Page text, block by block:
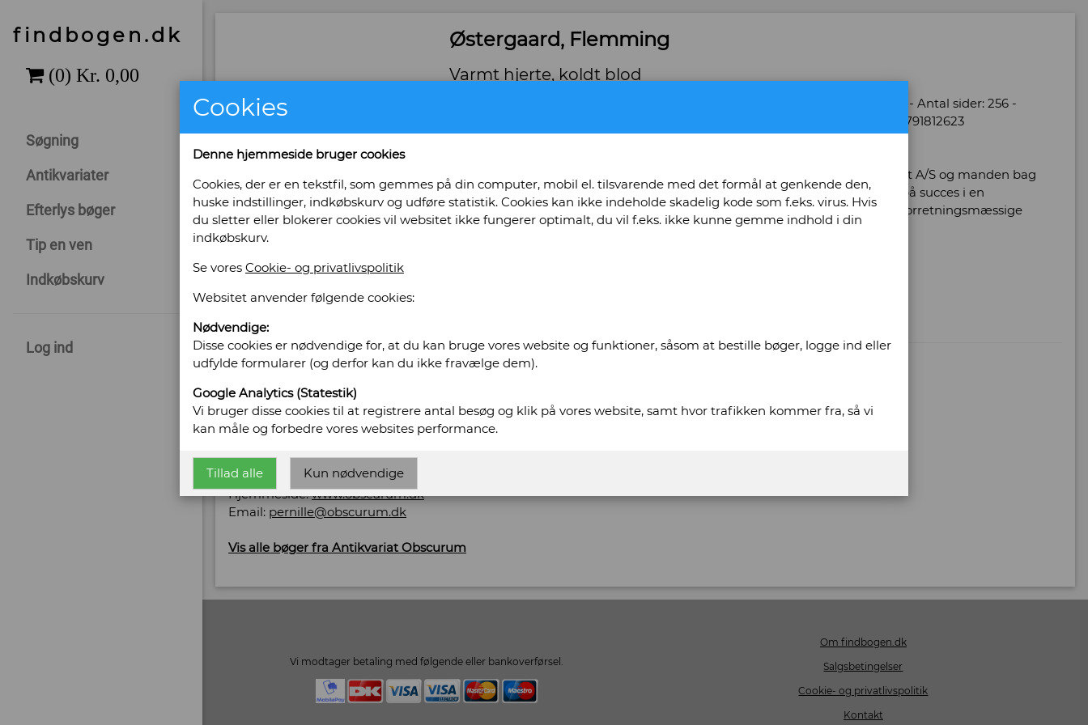
findbogen.dk
Søgning
Antikvariater
Efterlys bøger
Tip en ven
Indkøbskurv
Log ind
Østergaard, Flemming
Varmt hjerte, koldt blod
Forlag: People's Press - Udgivet år: 2006 - Antal bind: 1 - Oplag: 3 - Udgave: 3 - Antal sider: 256 -
Indbinding: Paperback. - Tilstand: Pænt eksemplar. - ISBN: 87-91812-62-3 / 8791812623
Flemming Østergaard (f. 1943), formanden for Parken Sport & Entertainment A/S og manden bag
FC København, fremlægger sin personlige vision for klubben og opskriften på succes i en
brydningstid og i en branche, hvor de store følelser konstant udfordrer den forretningsmæssige
fornuft
Sælges af: Antikvariat Obscurum
Gl. Vejlevej 10
7400 Herning
Telefonnr: +45 2062 6574
CVR/SE: 37177377
Hjemmeside:www.obscurum.dk
Email: pernille@obscurum.dk
Vis alle bøger fra Antikvariat Obscurum
Vi modtager betaling med følgende eller bankoverførsel.
Om findbogen.dk
Salgsbetingelser
Cookie- og privatlivspolitik
Kontakt
Cookies
Denne hjemmeside bruger cookies
Cookies, der er en tekstfil, som gemmes på din computer, mobil el. tilsvarende med det formål at genkende den,
huske indstillinger, indkøbskurv og udføre statistik. Cookies kan ikke indeholde skadelig kode som f.eks. virus. Hvis
du sletter eller blokerer cookies vil websitet ikke fungerer optimalt, du vil f.eks. ikke kunne gemme indhold i din
indkøbskurv.
Se vores Cookie- og privatlivspolitik
Websitet anvender følgende cookies:
Nødvendige:
Disse cookies er nødvendige for, at du kan bruge vores website og funktioner, såsom at bestille bøger, logge ind eller
udfylde formularer (og derfor kan du ikke fravælge dem).
Google Analytics (Statestik)
Vi bruger disse cookies til at registrere antal besøg og klik på vores website, samt hvor trafikken kommer fra, så vi
kan måle og forbedre vores websites performance.
Tillad alle Kun nødvendige